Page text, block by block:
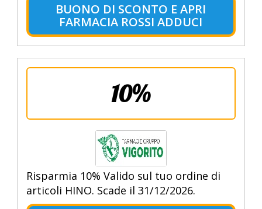
BUONO DI SCONTO E APRI
FARMACIA ROSSI ADDUCI
10%
Risparmia 10% Valido sul tuo ordine di
articoli HINO. Scade il 31/12/2026.